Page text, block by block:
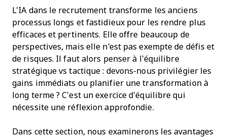
L'IA dans le recrutement transforme les anciens
processus longs et fastidieux pour les rendre plus
efficaces et pertinents. Elle offre beaucoup de
perspectives, mais elle n'est pas exempte de défis et
de risques. Il faut alors penser à l’équilibre
stratégique vs tactique : devons-nous privilégier les
gains immédiats ou planifier une transformation à
long terme ? C’est un exercice d’équilibre qui
nécessite une réflexion approfondie.
Dans cette section, nous examinerons les avantages